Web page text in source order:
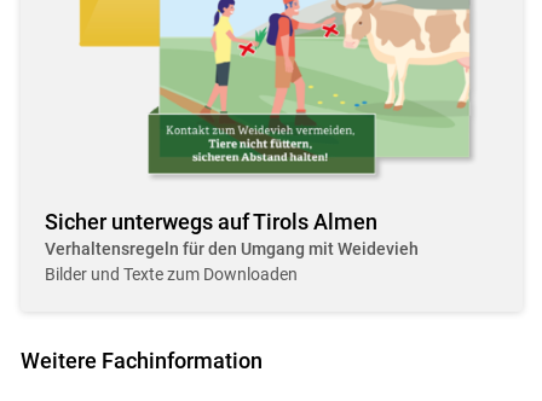
Sicher unterwegs auf Tirols Almen
Verhaltensregeln für den Umgang mit Weidevieh
Bilder und Texte zum Downloaden
Weitere Fachinformation